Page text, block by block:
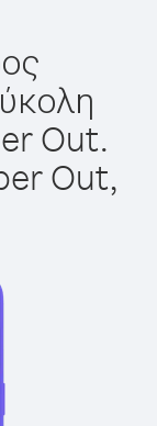
Out.
Out,